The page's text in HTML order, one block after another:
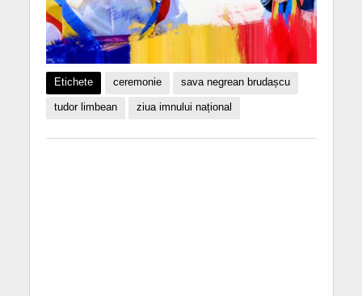
Etichete ceremonie sava negrean brudașcu
tudor limbean ziua imnului național